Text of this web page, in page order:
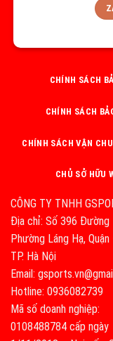
CÔNG TY TNHH
Địa chỉ: Số 396 Đường
Phường Láng Hạ,
TP. Hà Nội
Email:
Hotline: 0936082739
Mã số doanh nghiệp:
0108488784 cấp ngày
CHÍNH SÁCH
CHÍNH SÁCH
CHÍNH SÁCH VẬN
CHỦ SỞ HỮU